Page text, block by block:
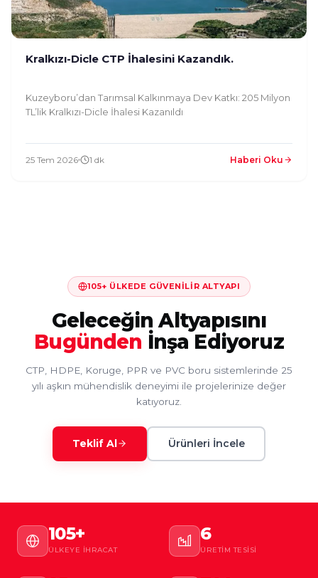
Kralkızı-Dicle CTP İhalesini Kazandık.
Kuzeyboru’dan Tarımsal Kalkınmaya Dev Katkı: 205 Milyon
TL’lik Kralkızı-Dicle İhalesi Kazanıldı
25 Tem 2026 1 dk Haberi Oku
105+ ÜLKEDE GÜVENILIR ALTYAPI
Geleceğin Altyapısını
Bugünden İnşa Ediyoruz
CTP, HDPE, Koruge, PPR ve PVC boru sistemlerinde 25
yılı aşkın mühendislik deneyimi ile projelerinize değer
katıyoruz.
Teklif Al Ürünleri İncele
105+
ÜLKEYE İHRACAT
6
ÜRETIM TESISI